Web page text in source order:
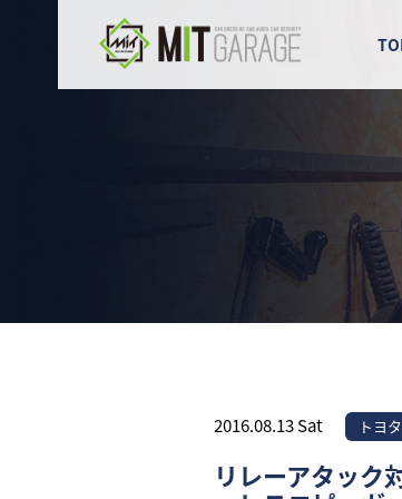
2016.08.13 Sat トヨタ
リレーアタック